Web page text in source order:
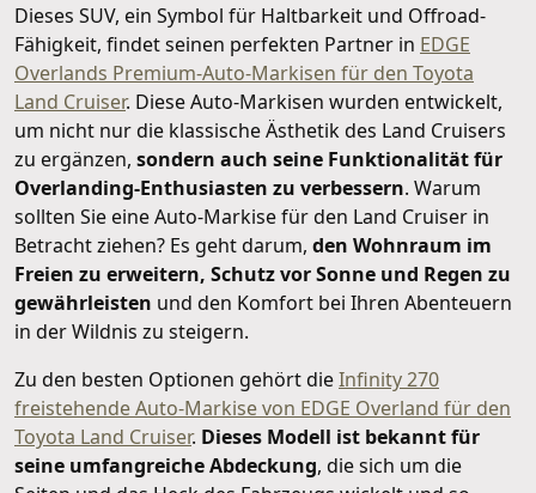
Dieses SUV, ein Symbol für Haltbarkeit und Offroad-
Fähigkeit, findet seinen perfekten Partner in EDGE
Overlands Premium-Auto-Markisen für den Toyota
Land Cruiser. Diese Auto-Markisen wurden entwickelt,
um nicht nur die klassische Ästhetik des Land Cruisers
zu ergänzen, sondern auch seine Funktionalität für
Overlanding-Enthusiasten zu verbessern. Warum
sollten Sie eine Auto-Markise für den Land Cruiser in
Betracht ziehen? Es geht darum, den Wohnraum im
Freien zu erweitern, Schutz vor Sonne und Regen zu
gewährleisten und den Komfort bei Ihren Abenteuern
in der Wildnis zu steigern.
Zu den besten Optionen gehört dieInfinity 270
freistehende Auto-Markise von EDGE Overland für den
Toyota Land Cruiser. Dieses Modell ist bekannt für
seine umfangreiche Abdeckung, die sich um die